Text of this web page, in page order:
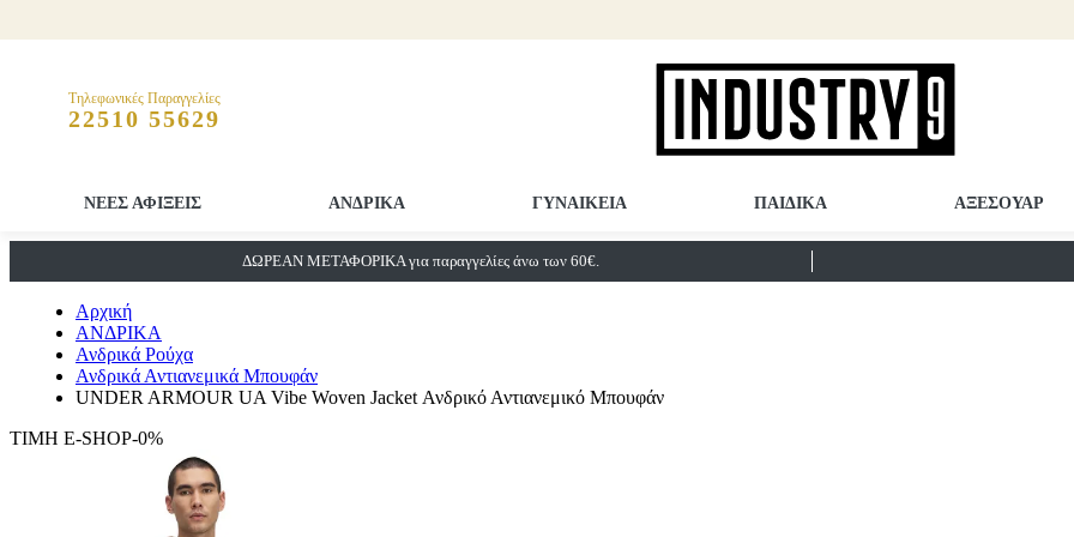
Τηλεφωνικές Παραγγελίες
22510 55629
ΝΕΕΣ ΑΦΙΞΕΙΣ ΑΝΔΡΙΚΑ ΓΥΝΑΙΚΕΙΑ ΠΑΙΔΙΚΑ ΑΞΕΣΟΥΑΡ
ΔΩΡΕΑΝ ΜΕΤΑΦΟΡΙΚΑ για παραγγελίες άνω των 60€.
Αρχική
ΑΝΔΡΙΚΑ
Ανδρικά Ρούχα
Ανδρικά Αντιανεμικά Μπουφάν
UNDER ARMOUR UA Vibe Woven Jacket Ανδρικό Αντιανεμικό Μπουφάν
ΤΙΜΗ E-SHOP-0%